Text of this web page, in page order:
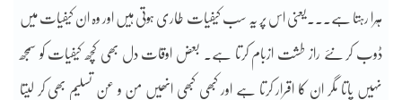
ہَرا رہتا ہے۔۔۔یعنی اس پر یہ سب کیفیات طاری ہوتی ہیں اور وہ ان کیفیات میں
ڈوب کر نئے راز طشت ازبام کرتا ہے۔ بعض اوقات دل بھی کچھ کیفیات کو سمجھ
نہیں پاتا مگر ان کا اقرار کرتا ہے اور کبھی کبھی انھیں من و عن تسلیم بھی کر لیتا